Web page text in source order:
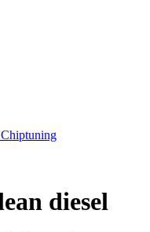
diesel